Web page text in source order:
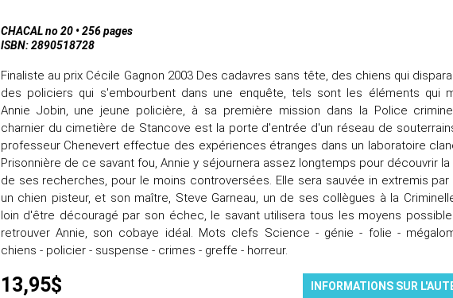
CHACAL no 20 • 256 pages
ISBN: 2890518728
Finaliste au prix Cécile Gagnon 2003 Des cadavres sans tête, des chiens qui
des policiers qui s'embourbent dans une enquête, tels sont les éléments qui
Annie Jobin, une jeune policière, à sa première mission dans la Police
charnier du cimetière de Stancove est la porte d'entrée d'un réseau de
professeur Chenevert effectue des expériences étranges dans un laboratoire
Prisonnière de ce savant fou, Annie y séjournera assez longtemps pour découvrir la
de ses recherches, pour le moins controversées. Elle sera sauvée in extremis par
un chien pisteur, et son maître, Steve Garneau, un de ses collègues à la
loin d'être découragé par son échec, le savant utilisera tous les moyens
retrouver Annie, son cobaye idéal. Mots clefs Science - génie - folie -
chiens - policier - suspense - crimes - greffe - horreur.
13,95$ INFORMATIONS SUR